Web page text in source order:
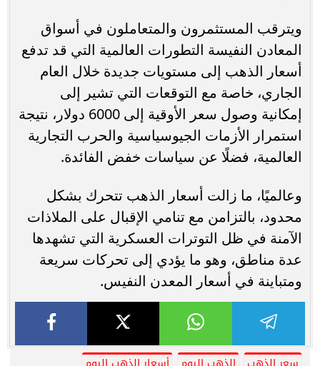
ويترقب المستثمرون والمتعاملون في أسواق
المعادن النفيسة التطورات العالمية التي قد تدفع
أسعار الذهب إلى مستويات جديدة خلال العام
الجاري، خاصة مع التوقعات التي تشير إلى
إمكانية وصول سعر الأوقية إلى 6000 دولار، نتيجة
استمرار الأزمات الجيوسياسية والحرب التجارية
العالمية، فضلًا عن سياسات خفض الفائدة.
وعالميًا، ما زالت أسعار الذهب تتحرك بشكل
محدود، بالتزامن مع تنامي الإقبال على الملاذات
الآمنة في ظل التوترات العسكرية التي تشهدها
عدة مناطق، وهو ما يؤدي إلى تحركات سريعة
ومتباينة في أسعار المعدن النفيس.